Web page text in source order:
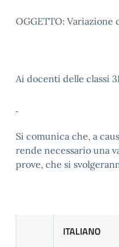
OGGETTO: Variazione
Ai docenti delle classi
Si comunica che, a
rende necessario una
prove, che si
ITALIANO